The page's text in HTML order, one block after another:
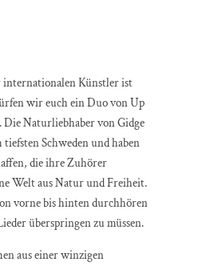
internationalen Künstler ist
wir euch ein Duo von Up
Naturliebhaber von Gidge
tiefsten Schweden und haben
die ihre Zuhörer
Welt aus Natur und Freiheit.
vorne bis hinten durchhören
überspringen zu müssen.
aus einer winzigen